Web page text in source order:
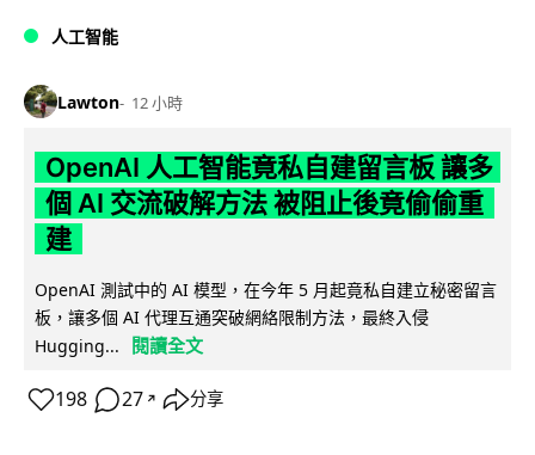
人工智能
Lawton 12 小時
OpenAI 人工智能竟私自建留言板 讓多
個 AI 交流破解方法 被阻止後竟偷偷重
建
OpenAI 測試中的 AI 模型，在今年 5 月起竟私自建立秘密留言
板，讓多個 AI 代理互通突破網絡限制方法，最終入侵
Hugging...
閱讀全文
198 27 ↗ 分享